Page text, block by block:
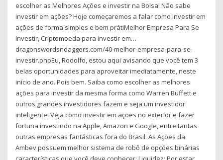
escolher as Melhores Ações e investir na Bolsa! Não sabe
investir em ações? Hoje começaremos a falar como investir em
ações de forma simples e bem prátiMelhor Empresa Para Se
Investir, Criptomoeda para investir em…
dragonswordsndaggers.com/40-melhor-empresa-para-se-
investir.phpEu, Rodolfo, estou aqui avisando que você tem 3
belas oportunidades para aproveitar imediatamente, neste
início de ano. Pois bem. Saiba como escolher as melhores
ações para investir da mesma forma como Warren Buffett e
outros grandes investidores fazem e seja um investidor
inteligente! Veja como investir em ações no exterior e fazer
fortuna investindo na Apple, Amazon e Google, entre tantas
outras empresas fantásticas fora do Brasil. As Ações da
Ambev possuem melhor sistema de robô de opções binárias